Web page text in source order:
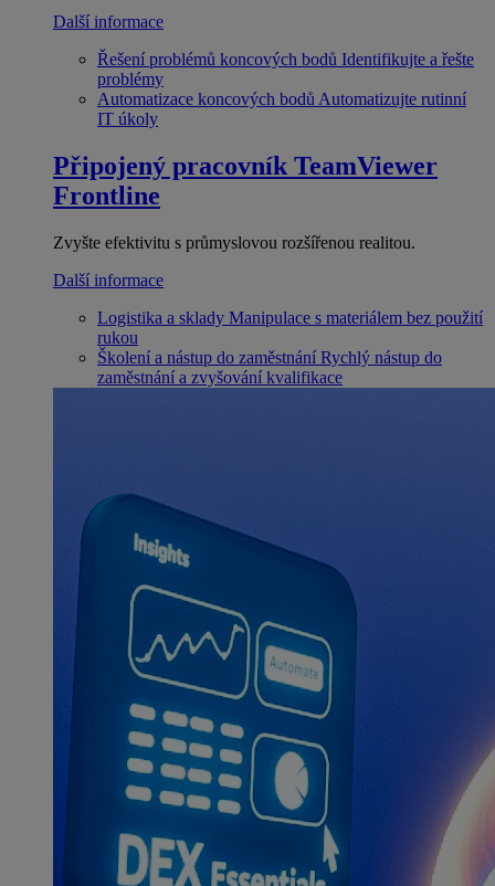
Další informace
Řešení problémů koncových bodů Identifikujte a řešte
problémy
Automatizace koncových bodů Automatizujte rutinní
IT úkoly
Připojený pracovník TeamViewer
Frontline
Zvyšte efektivitu s průmyslovou rozšířenou realitou.
Další informace
Logistika a sklady Manipulace s materiálem bez použití
rukou
Školení a nástup do zaměstnání Rychlý nástup do
zaměstnání a zvyšování kvalifikace